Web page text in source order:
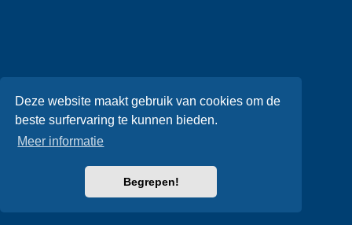
Deze website maakt gebruik van cookies om de
beste surfervaring te kunnen bieden.
Meer informatie
Begrepen!